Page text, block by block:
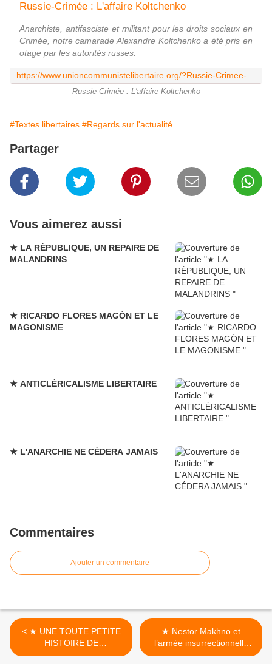
Russie-Crimée : L'affaire Koltchenko
Anarchiste, antifasciste et militant pour les droits sociaux en
Crimée, notre camarade Alexandre Koltchenko a été pris en
otage par les autorités russes.
Russie-Crimée : L'affaire Koltchenko
#Textes libertaires #Regards sur l'actualité
Partager
Vous aimerez aussi
★ LA RÉPUBLIQUE, UN REPAIRE DE
MALANDRINS
★ RICARDO FLORES MAGÓN ET LE
MAGONISME
★ ANTICLÉRICALISME LIBERTAIRE
★ L'ANARCHIE NE CÉDERA JAMAIS
Commentaires
Ajouter un commentaire
< ★ UNE TOUTE PETITE
HISTOIRE DE
L’ANARCHISME
★ Nestor Makhno et
l’armée insurrectionnelle
d’Ukraine >